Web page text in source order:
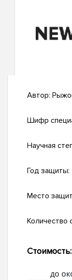
Автор:
Шифр
Научная
Год защиты:
Место
Количество
Стоимость:
до